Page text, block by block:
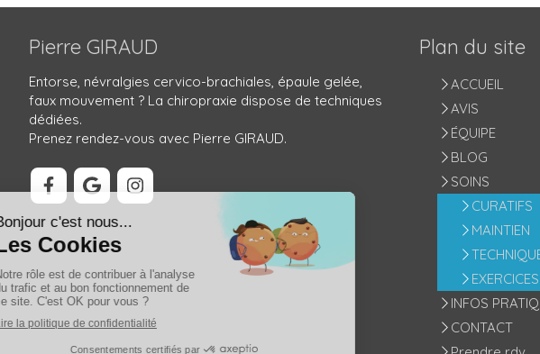
Pierre GIRAUD
Entorse, névralgies cervico-brachiales, épaule gelée,
faux mouvement ? La chiropraxie dispose de techniques
dédiées.
Prenez rendez-vous avec Pierre GIRAUD.
Plan du site
ACCUEIL
AVIS
ÉQUIPE
BLOG
SOINS
CURATIFS
MAINTIEN
EXERCICES
INFOS
CONTACT